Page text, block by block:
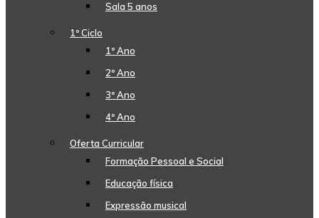
Sala 5 anos
1º Ciclo
1º Ano
2º Ano
3º Ano
4º Ano
Oferta Curricular
Formação Pessoal e Social
Educação física
Expressão musical